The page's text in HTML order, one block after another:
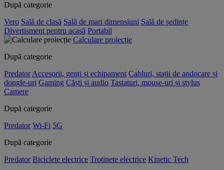
După categorie
Vero Sală de clasă Sală de mari dimensiuni Sală de ședințe
Divertisment pentru acasă Portabil
Calculare proiecție
După categorie
Predator Accesorii, genți și echipament Cabluri, stații de andocare și
dongle-uri Gaming Căști și audio Tastaturi, mouse-uri și stylus
Camere
După categorie
Predator Wi-Fi 5G
După categorie
Predator Biciclete electrice Trotinete electrice Kinetic Tech